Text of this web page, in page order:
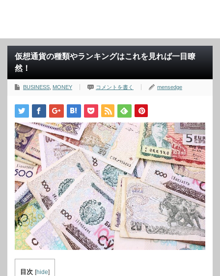
仮想通貨の種類やランキングはこれを見れば一目瞭
然！
BUSINESS MONEY コメントを書く mensedge
目次 [hide]